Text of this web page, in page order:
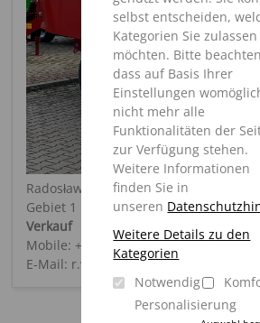
selbst entscheiden,
Kategorien Sie zulassen
möchten. Bitte
dass auf Basis Ihrer
Einstellungen
nicht mehr alle
Funktionalitäten der
zur Verfügung stehen.
Weitere Informationen
finden Sie in
unseren
Weitere Details zu den
Kategorien
Notwendig
Personalisierung
Radosław Wojtkowiak
Gebiet 1
Verkauf
Mobile: +48 (0) 692 227 660
E-Mail: r.wojtkowiak@pol-